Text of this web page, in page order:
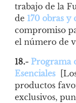
trabajo de la
de 170 obras y
compromiso
el número de
18.- Programa
Esenciales
productos
exclusivos,